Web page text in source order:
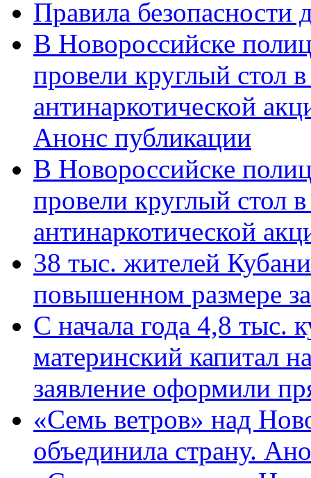
Правила безопасности
В Новороссийске
провели круглый стол
антинаркотической
Анонс публикации
В Новороссийске
провели круглый стол
антинаркотической
38 тыс. жителей
повышенном размере
С начала года 4,8 тыс.
материнский капитал
заявление оформили
«Семь ветров» над
объединила страну.